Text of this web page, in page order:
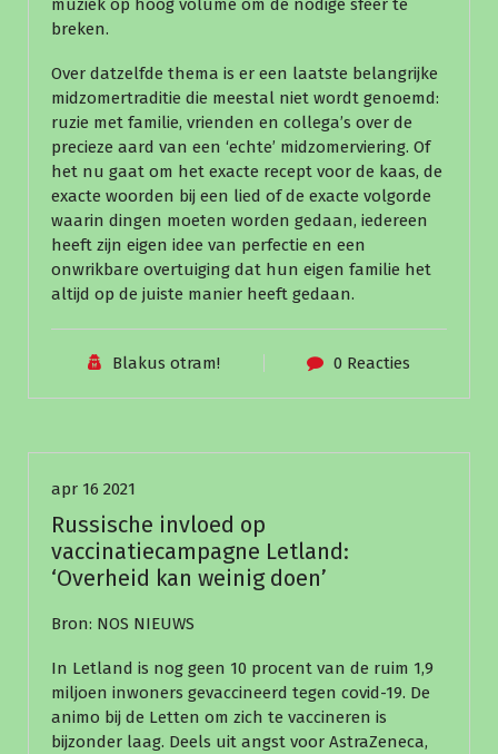
muziek op hoog volume om de nodige sfeer te
breken.
Over datzelfde thema is er een laatste belangrijke
midzomertraditie die meestal niet wordt genoemd:
ruzie met familie, vrienden en collega’s over de
precieze aard van een ‘echte’ midzomerviering. Of
het nu gaat om het exacte recept voor de kaas, de
exacte woorden bij een lied of de exacte volgorde
waarin dingen moeten worden gedaan, iedereen
heeft zijn eigen idee van perfectie en een
onwrikbare overtuiging dat hun eigen familie het
altijd op de juiste manier heeft gedaan.
Blakus otram! 0 Reacties
apr 16 2021
Russische invloed op
vaccinatiecampagne Letland:
‘Overheid kan weinig doen’
Bron: NOS NIEUWS
In Letland is nog geen 10 procent van de ruim 1,9
miljoen inwoners gevaccineerd tegen covid-19. De
animo bij de Letten om zich te vaccineren is
bijzonder laag. Deels uit angst voor AstraZeneca,